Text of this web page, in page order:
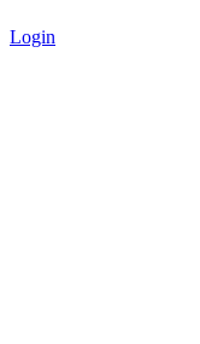
Login